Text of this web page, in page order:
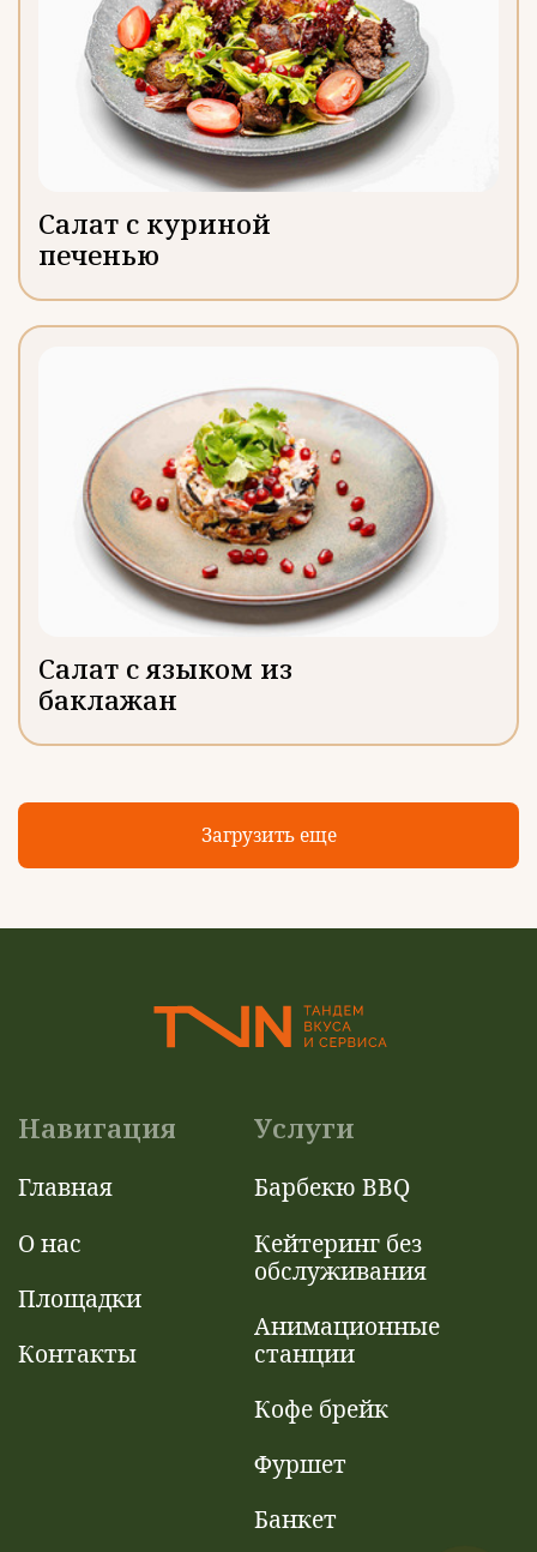
Салат с куриной
печенью
Салат с языком из
баклажан
Загрузить еще
Навигация
Главная
О нас
Площадки
Контакты
Услуги
Барбекю BBQ
Кейтеринг без
обслуживания
Анимационные
станции
Кофе брейк
Фуршет
Банкет